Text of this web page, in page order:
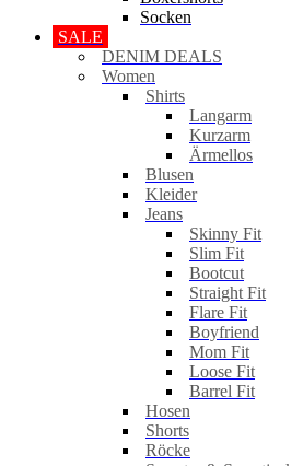
Socken
SALE
DENIM DEALS
Women
Shirts
Langarm
Kurzarm
Ärmellos
Blusen
Kleider
Jeans
Skinny Fit
Slim Fit
Bootcut
Straight Fit
Flare Fit
Boyfriend
Mom Fit
Loose Fit
Barrel Fit
Hosen
Shorts
Röcke